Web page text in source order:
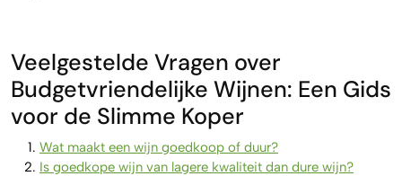
Veelgestelde Vragen over
Budgetvriendelijke Wijnen: Een Gids
voor de Slimme Koper
Wat maakt een wijn goedkoop of duur?
Is goedkope wijn van lagere kwaliteit dan dure wijn?